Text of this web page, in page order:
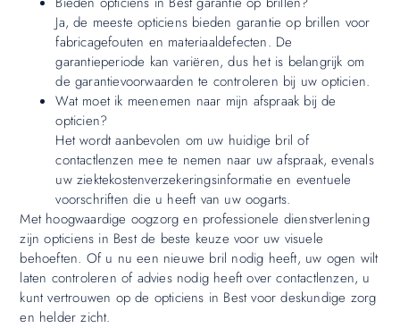
Ja, de meeste opticiens bieden garantie op brillen voor
fabricagefouten en materiaaldefecten. De
garantieperiode kan variëren, dus het is belangrijk om
de garantievoorwaarden te controleren bij uw opticien.
Wat moet ik meenemen naar mijn afspraak bij de
opticien?
Het wordt aanbevolen om uw huidige bril of
contactlenzen mee te nemen naar uw afspraak, evenals
uw ziektekostenverzekeringsinformatie en eventuele
voorschriften die u heeft van uw oogarts.
Met hoogwaardige oogzorg en professionele dienstverlening
zijn opticiens in Best de beste keuze voor uw visuele
behoeften. Of u nu een nieuwe bril nodig heeft, uw ogen wilt
laten controleren of advies nodig heeft over contactlenzen, u
kunt vertrouwen op de opticiens in Best voor deskundige zorg
en helder zicht.